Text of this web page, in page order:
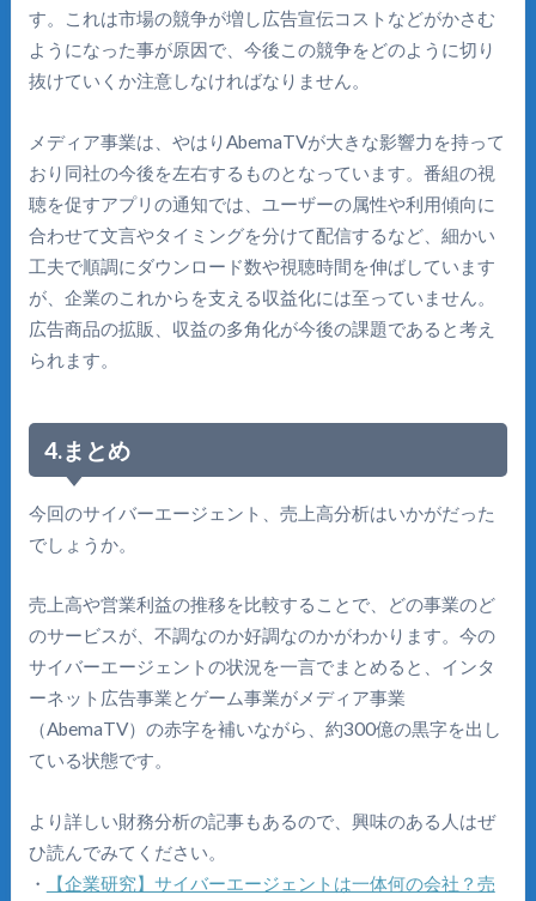
す。これは市場の競争が増し広告宣伝コストなどがかさむ
ようになった事が原因で、今後この競争をどのように切り
抜けていくか注意しなければなりません。
メディア事業は、やはりAbemaTVが大きな影響力を持って
おり同社の今後を左右するものとなっています。番組の視
聴を促すアプリの通知では、ユーザーの属性や利用傾向に
合わせて文言やタイミングを分けて配信するなど、細かい
工夫で順調にダウンロード数や視聴時間を伸ばしています
が、企業のこれからを支える収益化には至っていません。
広告商品の拡販、収益の多角化が今後の課題であると考え
られます。
4.まとめ
今回のサイバーエージェント、売上高分析はいかがだった
でしょうか。
売上高や営業利益の推移を比較することで、どの事業のど
のサービスが、不調なのか好調なのかがわかります。今の
サイバーエージェントの状況を一言でまとめると、インタ
ーネット広告事業とゲーム事業がメディア事業
（AbemaTV）の赤字を補いながら、約300億の黒字を出し
ている状態です。
より詳しい財務分析の記事もあるので、興味のある人はぜ
ひ読んでみてください。
・
【企業研究】サイバーエージェントは一体何の会社？売